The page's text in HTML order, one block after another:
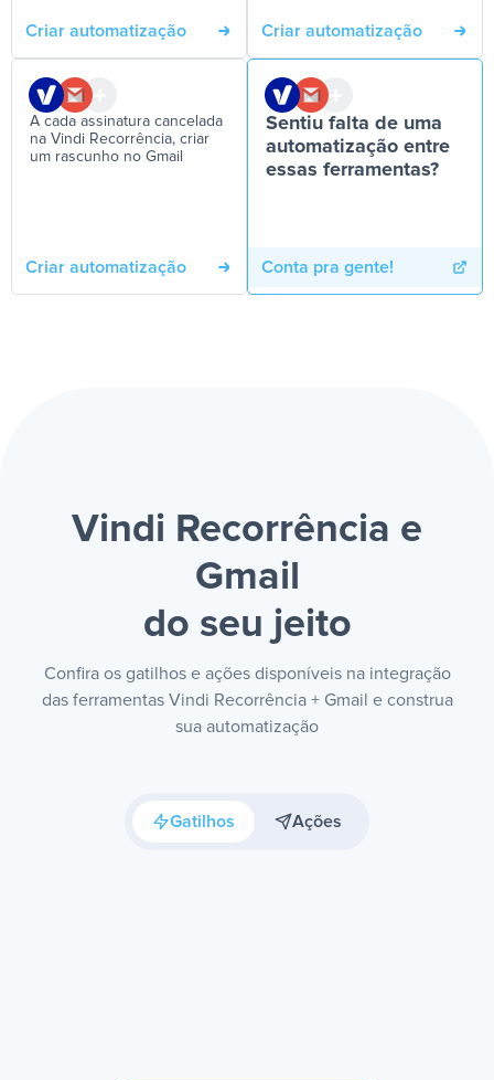
Criar automatização Criar automatização
A cada assinatura cancelada
na Vindi Recorrência, criar
um rascunho no Gmail
Criar automatização
Sentiu falta de uma
automatização entre
essas ferramentas?
Conta pra gente!
Vindi Recorrência e
Gmail
do seu jeito
Confira os gatilhos e ações disponíveis na integração
das ferramentas Vindi Recorrência + Gmail e construa
sua automatização
Gatilhos Ações